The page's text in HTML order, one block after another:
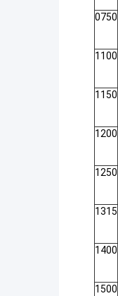
0750
1100
1150
1200
1250
1315
1400
1500